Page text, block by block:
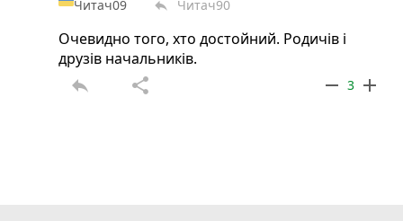
Читач09 reply Читач90
Очевидно того, хто достойний. Родичів і
друзів начальників.
reply share remove 3 add